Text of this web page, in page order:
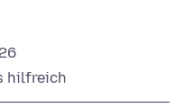
hilfreich